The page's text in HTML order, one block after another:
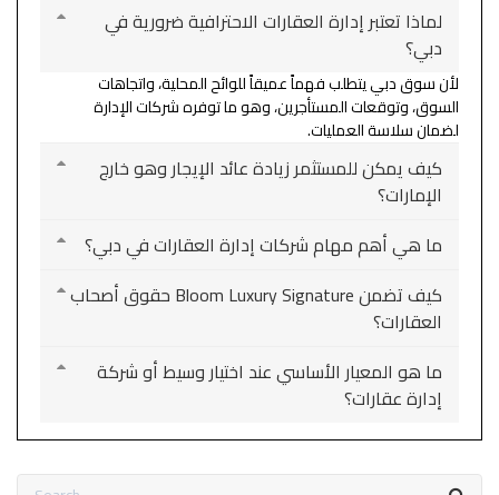
لماذا تعتبر إدارة العقارات الاحترافية ضرورية في
دبي؟
لأن سوق دبي يتطلب فهماً عميقاً للوائح المحلية، واتجاهات
السوق، وتوقعات المستأجرين، وهو ما توفره شركات الإدارة
لضمان سلاسة العمليات.
كيف يمكن للمستثمر زيادة عائد الإيجار وهو خارج
الإمارات؟
ما هي أهم مهام شركات إدارة العقارات في دبي؟
كيف تضمن Bloom Luxury Signature حقوق أصحاب
العقارات؟
ما هو المعيار الأساسي عند اختيار وسيط أو شركة
إدارة عقارات؟